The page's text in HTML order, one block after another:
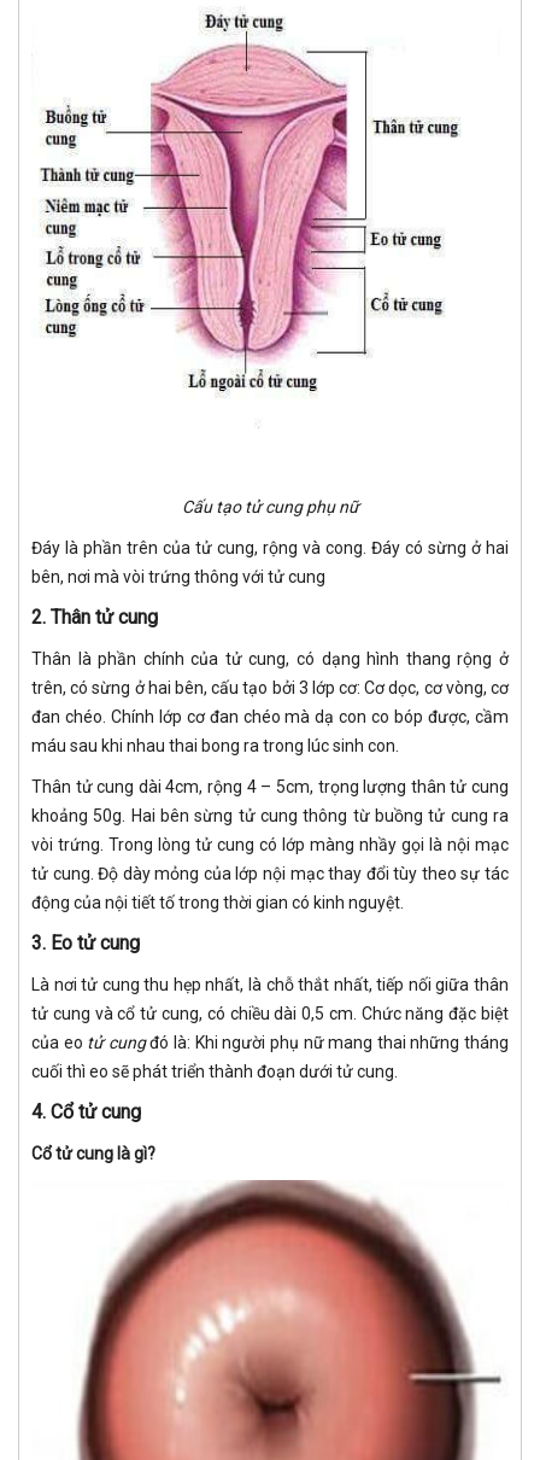
Cấu tạo tử cung phụ nữ
Đáy là phần trên của tử cung, rộng và cong. Đáy có sừng ở hai
bên, nơi mà vòi trứng thông với tử cung
2. Thân tử cung
Thân là phần chính của tử cung, có dạng hình thang rộng ở
trên, có sừng ở hai bên, cấu tạo bởi 3 lớp cơ: Cơ dọc, cơ vòng, cơ
đan chéo. Chính lớp cơ đan chéo mà dạ con co bóp được, cầm
máu sau khi nhau thai bong ra trong lúc sinh con.
Thân tử cung dài 4cm, rộng 4 – 5cm, trọng lượng thân tử cung
khoảng 50g. Hai bên sừng tử cung thông từ buồng tử cung ra
vòi trứng. Trong lòng tử cung có lớp màng nhầy gọi là nội mạc
tử cung. Độ dày mỏng của lớp nội mạc thay đổi tùy theo sự tác
động của nội tiết tố trong thời gian có kinh nguyệt.
3. Eo tử cung
Là nơi tử cung thu hẹp nhất, là chỗ thắt nhất, tiếp nối giữa thân
tử cung và cổ tử cung, có chiều dài 0,5 cm. Chức năng đặc biệt
của eo tử cungđó là: Khi người phụ nữ mang thai những tháng
cuối thì eo sẽ phát triển thành đoạn dưới tử cung.
4. Cổ tử cung
Cổ tử cung là gì?